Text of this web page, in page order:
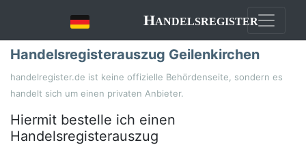
Handelsregister
Handelsregisterauszug Geilenkirchen
handelregister.de ist keine offizielle Behördenseite, sondern es
handelt sich um einen privaten Anbieter.
Hiermit bestelle ich einen
Handelsregisterauszug